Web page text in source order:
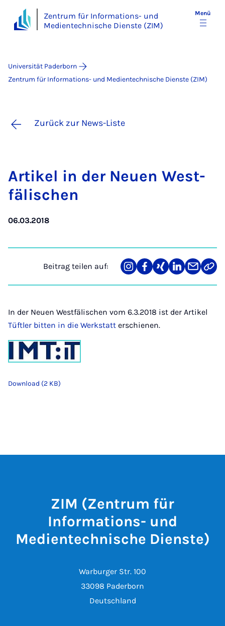
Zentrum für Informations- und
Medientechnische Dienste (ZIM)
Menü
Universität Paderborn
Zentrum für Informations- und Medientechnische Dienste (ZIM)
Zurück zur News-Liste
Ar­ti­kel in der Neu­en West­
fä­li­schen
06.03.2018
Beitrag teilen auf:
Teilen
auf
Teilen
auf
Teilen
auf
Teilen
auf
Teilen
über
Mail
Link
In der Neuen Westfälischen vom 6.3.2018 ist der Artikel
Tüftler bitten in die Werkstatt erschienen.
Download (2 KB)
ZIM (Zentrum für
Informations- und
Medientechnische Dienste)
Warburger Str. 100
33098 Paderborn
Deutschland